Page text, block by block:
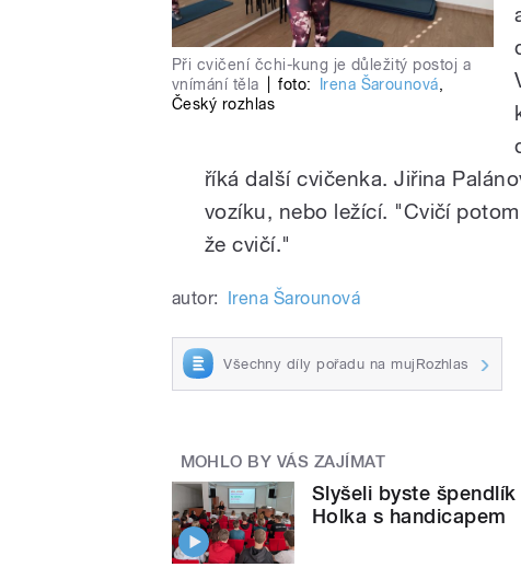
Při cvičení čchi-kung je důležitý postoj a
vnímání těla
foto: Irena Šarounová,
Český rozhlas
říká další cvičenka. Jiřina
vozíku, nebo ležící. "Cvičí
že cvičí."
autor: Irena Šarounová
Všechny díly pořadu na mujRozhlas
MOHLO BY VÁS ZAJÍMAT
Slyšeli byste
Holka s handicapem